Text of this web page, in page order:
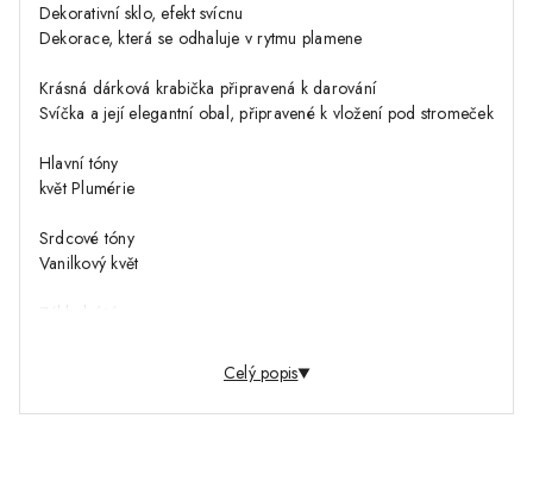
Dekorativní sklo, efekt svícnu
Dekorace, která se odhaluje v rytmu plamene
Krásná dárková krabička připravená k darování
Svíčka a její elegantní obal, připravené k vložení pod stromeček
Hlavní tóny
květ Plumérie
Srdcové tóny
Vanilkový květ
Základní tóny
Celý popis